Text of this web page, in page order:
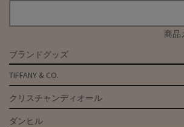
商品
ブランドグッズ
TIFFANY & CO.
クリスチャンディオール
ダンヒル